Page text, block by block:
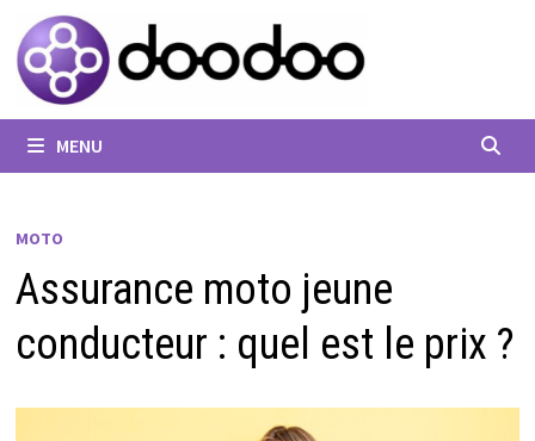
Passer
au
contenu
MENU
MOTO
Assurance moto jeune
conducteur : quel est le prix ?